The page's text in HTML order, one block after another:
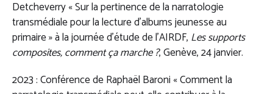
Detcheverry « Sur la pertinence de la narratologie
transmédiale pour la lecture d’albums jeunesse au
primaire » à la journée d’étude de l’AIRDF, Les supports
composites, comment ça marche ?, Genève, 24 janvier.
2023 : Conférence de Raphaël Baroni « Comment la